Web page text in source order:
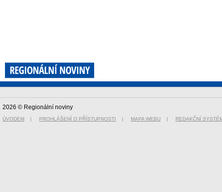
2026 © Regionální noviny
ÚVODEM | PROHLÁŠENÍ O PŘÍSTUPNOSTI | MAPA WEBU | REDAKČNÍ